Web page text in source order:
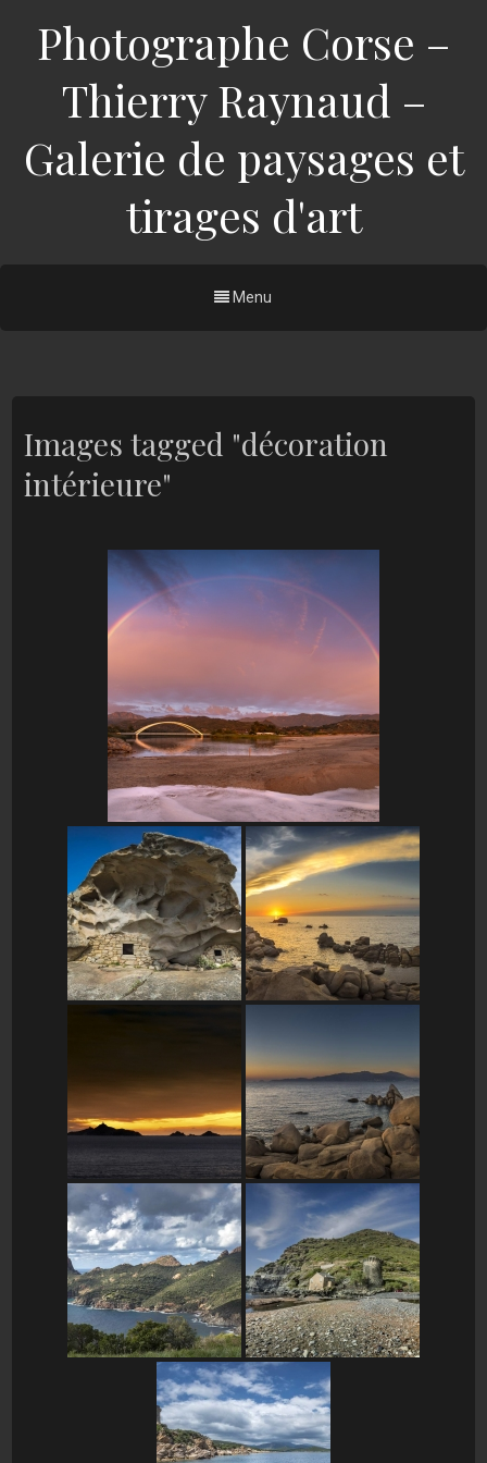
Photographe Corse –
Thierry Raynaud –
Galerie de paysages et
tirages d'art
Menu
Images tagged "décoration
intérieure"